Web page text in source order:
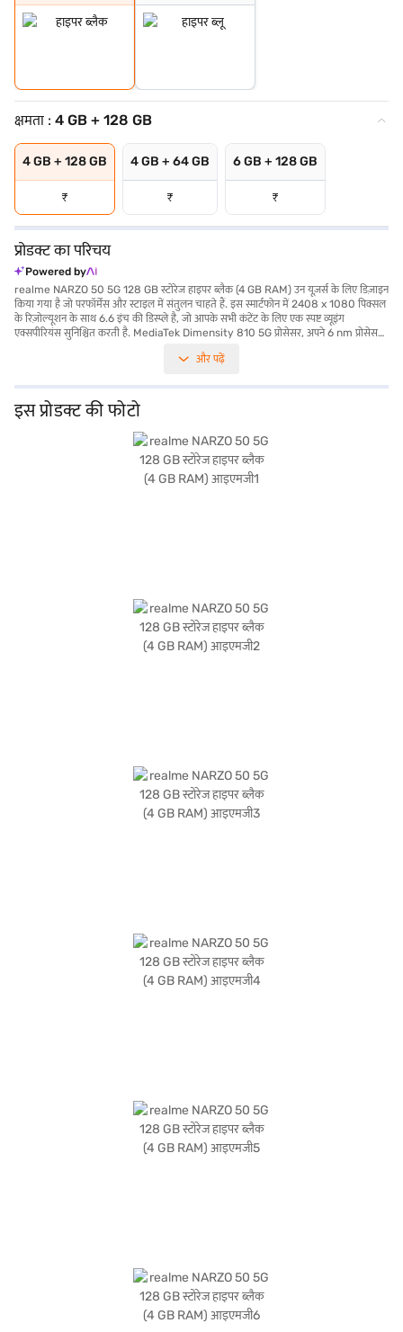
क्षमता : 4 GB + 128 GB
4 GB + 128 GB
₹
4 GB + 64 GB
₹
6 GB + 128 GB
₹
प्रोडक्ट का परिचय
Powered by
realme NARZO 50 5G 128 GB स्टोरेज हाइपर ब्लैक (4 GB RAM) उन यूज़र्स के लिए डिज़ाइन
किया गया है जो परफॉर्मेंस और स्टाइल में संतुलन चाहते हैं. इस स्मार्टफोन में 2408 x 1080 पिक्सल
के रिज़ोल्यूशन के साथ 6.6 इंच की डिस्प्ले है, जो आपके सभी कंटेंट के लिए एक स्पष्ट व्यूइंग
एक्सपीरियंस सुनिश्चित करती है. MediaTek Dimensity 810 5G प्रोसेसर, अपने 6 nm प्रोसेस
है. 48 MP + 2 MP प्राइमरी कैमरा और सेल्फी के लिए 8 MP सेकेंडरी कैमरा के साथ अपनी यादों
रेंज तक एक्सेस प्रदान करता है. यह 3G, 4G, 4G VoLTE, GPRS, Wifi और Wifi कनेक्टिविटी को
सपोर्ट करता है. 128 GB की इंटरनल स्टोरेज और 4 GB RAM के साथ, आपके पास अपनी फाइल
और एप्लीकेशन के लिए पर्याप्त स्पेस है. 5000mAh की बैटरी पूरे दिन लंबे समय तक चलती है. 7.51
सेमी की चौड़ाई, 16.38 सेमी की ऊंचाई और 0.81 सेमी की गहराई के साथ केवल 0.19 किलोग्राम
का वजन, realme NARZO 50 5G एक बजट-फ्रेंडली स्मार्टफोन है जो ज़रूरी फीचर्स से समझौता
नहीं करता है. खरीदारी करने के लिए बजाज फाइनेंस पर विकल्पों के बारे में जानें या पार्टनर स्टोर पर
जाएं और Easy EMIs का लाभ उठाएं.
और पढ़ें
इस प्रोडक्ट की फोटो